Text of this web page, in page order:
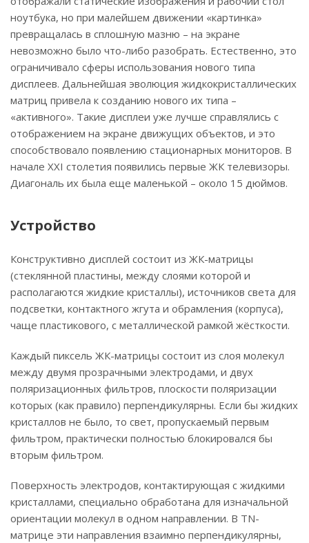
ноутбука, но при малейшем движении «картинка»
превращалась в сплошную мазню – на экране
невозможно было что-либо разобрать. Естественно, это
ограничивало сферы использования нового типа
дисплеев. Дальнейшая эволюция жидкокристаллических
матриц привела к созданию нового их типа –
«активного». Такие дисплеи уже лучше справлялись с
отображением на экране движущих объектов, и это
способствовало появлению стационарных мониторов. В
начале ХХI столетия появились первые ЖК телевизоры.
Диагональ их была еще маленькой – около 15 дюймов.
Устройство
Конструктивно дисплей состоит из ЖК-матрицы
(стеклянной пластины, между слоями которой и
располагаются жидкие кристаллы), источников света для
подсветки, контактного жгута и обрамления (корпуса),
чаще пластикового, с металлической рамкой жёсткости.
Каждый пиксель ЖК-матрицы состоит из слоя молекул
между двумя прозрачными электродами, и двух
поляризационных фильтров, плоскости поляризации
которых (как правило) перпендикулярны. Если бы жидких
кристаллов не было, то свет, пропускаемый первым
фильтром, практически полностью блокировался бы
вторым фильтром.
Поверхность электродов, контактирующая с жидкими
кристаллами, специально обработана для изначальной
ориентации молекул в одном направлении. В TN-
матрице эти направления взаимно перпендикулярны,